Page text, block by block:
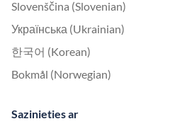
Slovenščina (Slovenian)
Українська (Ukrainian)
한국어 (Korean)
Bokmål (Norwegian)
Sazinieties ar